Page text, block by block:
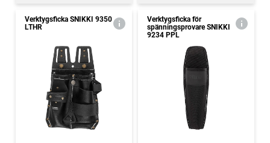
Verktygsficka SNIKKI 9350
LTHR
Verktygsficka för
spänningsprovare SNIKKI
9234 PPL